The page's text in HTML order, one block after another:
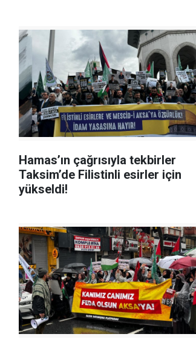
Hamas’ın çağrısıyla tekbirler
Taksim’de Filistinli esirler için
yükseldi!